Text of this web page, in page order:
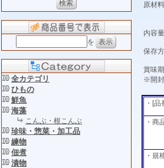
を
全カテゴリ
ひもの
鮮魚
海藻
こんぶ・根こんぶ
珍味・惣菜・加工品
練物
佃煮
漬物
原材
カ
内容
保存
賞味
※開封
・[
・商
・規